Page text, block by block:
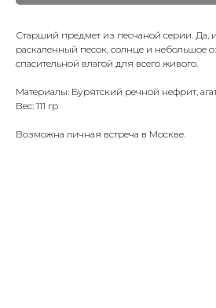
Старший предмет из песчаной серии. Да,
раскаленный песок, солнце и небольшое
спасительной влагой для всего живого.
Материалы: Бурятский речной нефрит,
Вес: 111 гр
Возможна личная встреча в Москве.